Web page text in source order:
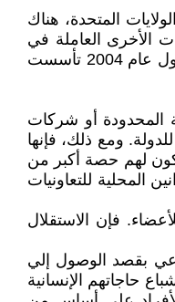
المتحدة، هناك
الأخرى العاملة في
البلاد، وأن المستهلكين لديهم إمكانية الوصول إلى التعاونيات في السوق، ثم تأسس بنك الولايات المتحدة الوطني للتعاونيات في سبعينات القرن العشرين، وبحلول عام 2004 تأسست
المحدودة أو شركات
ومع ذلك، فإنها
لهم حصة أكبر من
المحلية للتعاونيات
فإن الاستقلال
بقصد الوصول إلي
حاجاتهم الإنسانية